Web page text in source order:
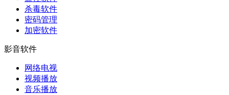
杀毒软件
密码管理
加密软件
影音软件
网络电视
视频播放
音乐播放